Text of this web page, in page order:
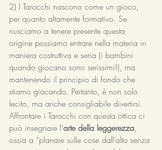
2) I Tarocchi nascono come un gioco,
per quanto altamente formativo. Se
riusciamo a tenere presente questa
origine possiamo entrare nella materia in
maniera costruttiva e seria (i bambini
quando giocano sono serissimi!), ma
mantenendo il principio di fondo che
stiamo giocando. Pertanto, è non solo
lecito, ma anche consigliabile divertirsi.
Affrontare i Tarocchi con questa ottica ci
può insegnare l’arte della leggerezza,
ossia a “planare sulle cose dall’alto senza